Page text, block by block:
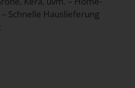
Schnelle Hauslieferung